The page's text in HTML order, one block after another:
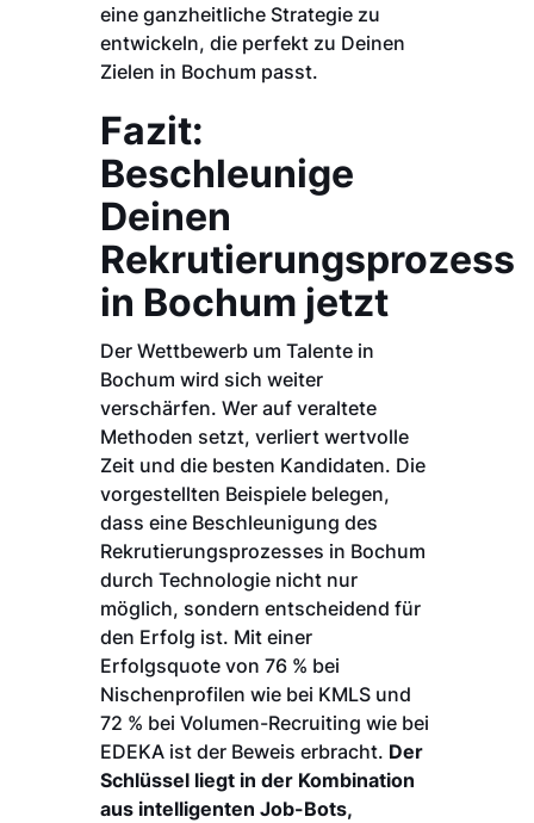
eine ganzheitliche Strategie zu
entwickeln, die perfekt zu Deinen
Zielen in Bochum passt.
Fazit:
Beschleunige
Deinen
Rekrutierungsprozess
in Bochum jetzt
Der Wettbewerb um Talente in
Bochum wird sich weiter
verschärfen. Wer auf veraltete
Methoden setzt, verliert wertvolle
Zeit und die besten Kandidaten. Die
vorgestellten Beispiele belegen,
dass eine Beschleunigung des
Rekrutierungsprozesses in Bochum
durch Technologie nicht nur
möglich, sondern entscheidend für
den Erfolg ist. Mit einer
Erfolgsquote von 76 % bei
Nischenprofilen wie bei KMLS und
72 % bei Volumen-Recruiting wie bei
EDEKA ist der Beweis erbracht. Der
Schlüssel liegt in der Kombination
aus intelligenten Job-Bots,